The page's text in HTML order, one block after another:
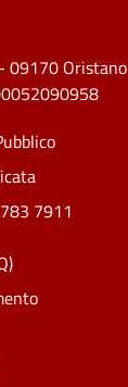
09170 Oristano
7911